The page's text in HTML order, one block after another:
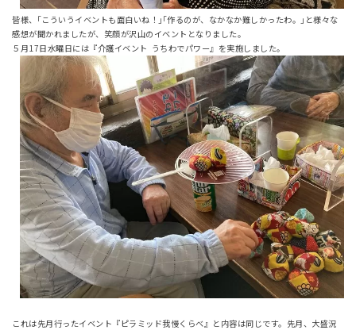
皆様、｢こういうイベントも面白いね！｣｢作るのが、なかなか難しかったわ。｣と様々な
感想が聞かれましたが、笑顔が沢山のイベントとなりました。
５月17日水曜日には『介護イベント うちわでパワー』を実施しました。
これは先月行ったイベント『ピラミッド我慢くらべ』と内容は同じです。先月、大盛況